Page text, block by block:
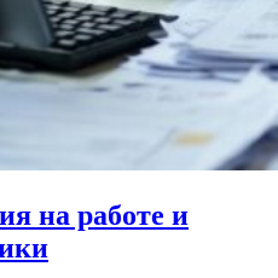
на работе и